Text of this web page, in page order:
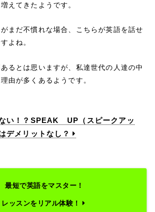
えてきたようです。
まだ不慣れな場合、こちらが英語を話せ
よね。
るとは思いますが、私達世代の人達の中
由が多くあるようです。
い！？SPEAK UP（スピークアッ
デメリットなし？
最短で英語をマスター！
レッスンをリアル体験！